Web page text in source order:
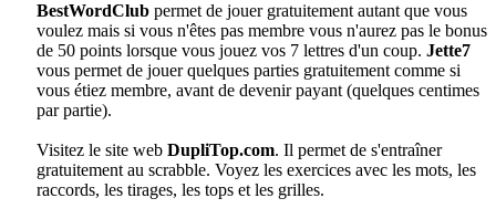
BestWordClub permet de jouer gratuitement autant que vous
voulez mais si vous n'êtes pas membre vous n'aurez pas le bonus
de 50 points lorsque vous jouez vos 7 lettres d'un coup. Jette7
vous permet de jouer quelques parties gratuitement comme si
vous étiez membre, avant de devenir payant (quelques centimes
par partie).
Visitez le site web DupliTop.com. Il permet de s'entraîner
gratuitement au scrabble. Voyez les exercices avec les mots, les
raccords, les tirages, les tops et les grilles.